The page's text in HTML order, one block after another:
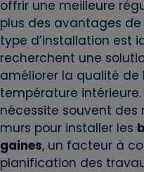
offrir une meilleure
plus des avantages
type d’installation est
recherchent une
améliorer la qualité de
température intérieure.
nécessite souvent
murs pour installer les
gaines, un facteur à
planification des